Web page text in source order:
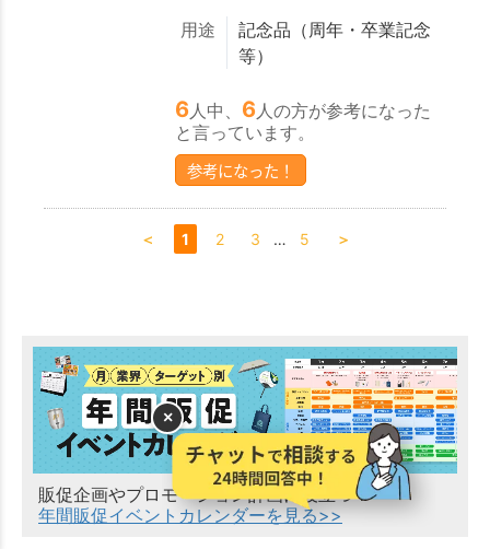
用途
記念品（周年・卒業記念
等）
6 人中、 6 人の方が参考になった
と言っています。
参考になった！
＜ 1 2 3 … 5 ＞
販促企画やプロモーション計画に役立つ！
年間販促イベントカレンダーを見る>>
×